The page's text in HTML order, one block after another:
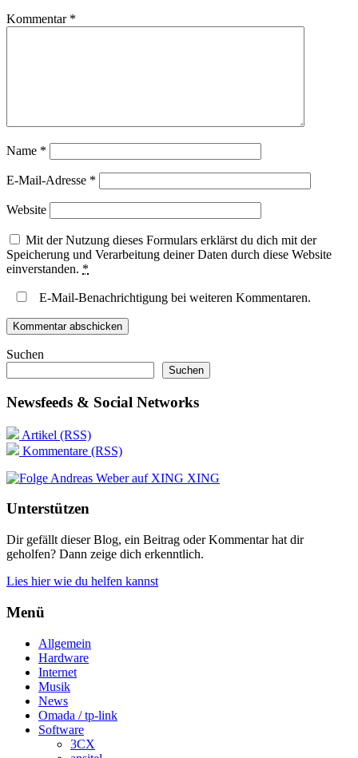
Kommentar *
Name *
E-Mail-Adresse *
Website
Mit der Nutzung dieses Formulars erklärst du dich mit der
Speicherung und Verarbeitung deiner Daten durch diese Website
einverstanden. *
E-Mail-Benachrichtigung bei weiteren Kommentaren.
Suchen
Suchen
Newsfeeds & Social Networks
Artikel (RSS)
Kommentare (RSS)
XING
Unterstützen
Dir gefällt dieser Blog, ein Beitrag oder Kommentar hat dir
geholfen? Dann zeige dich erkenntlich.
Lies hier wie du helfen kannst
Menü
Allgemein
Hardware
Internet
Musik
News
Omada / tp-link
Software
3CX